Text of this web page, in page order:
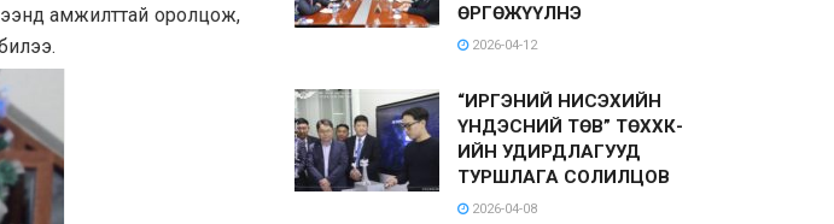
амжилттай оролцож,
ӨРГӨЖҮҮЛНЭ
2026-04-12
“ИРГЭНИЙ НИСЭХИЙН
ҮНДЭСНИЙ ТӨВ” ТӨХХК-
ИЙН УДИРДЛАГУУД
ТУРШЛАГА СОЛИЛЦОВ
2026-04-08